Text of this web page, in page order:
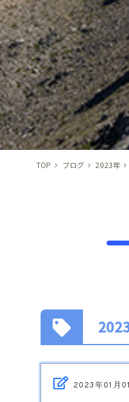
TOP ブログ 2023年
2023年01月